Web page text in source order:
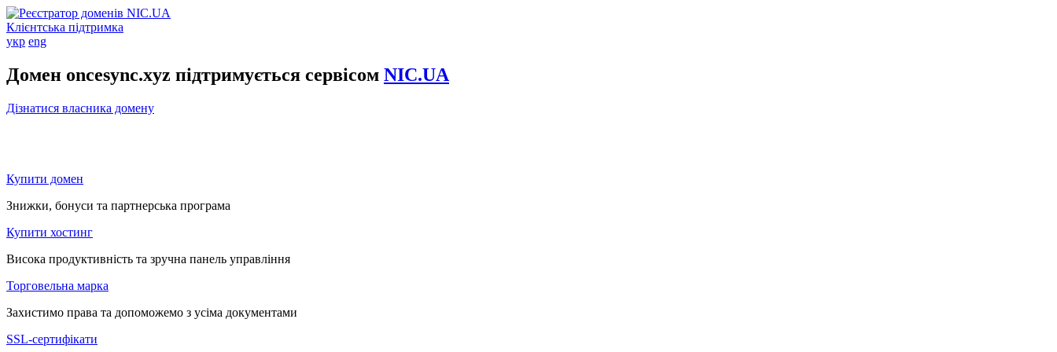
Клієнтська підтримка
укр eng
Домен oncesync.xyz підтримується сервісом NIC.UA
Дізнатися власника домену
Купити домен
Знижки, бонуси та партнерська програма
Купити хостинг
Висока продуктивність та зручна панель управління
Торговельна марка
Захистимо права та допоможемо з усіма документами
SSL-сертифікати